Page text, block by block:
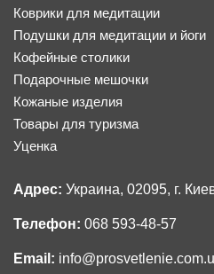
Коврики для медитации
Подушки для медитации и йоги
Кофейные столики
Подарочные мешочки
Кожаные изделия
Товары для туризма
Уценка
Адрес: Украина, 02095, г.
Телефон: 068 593-48-57
Email: